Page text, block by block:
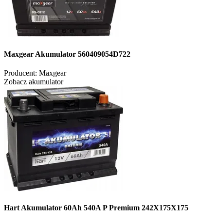
Maxgear Akumulator 560409054D722
Producent: Maxgear
Zobacz akumulator
Hart Akumulator 60Ah 540A P Premium 242X175X175